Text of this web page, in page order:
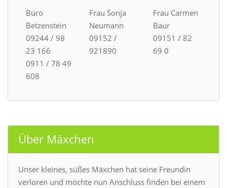
Büro
Betzenstein
09244 / 98
23 166
0911 / 78 49
608
Frau Sonja
Neumann
09152 /
921890
Frau Carmen
Baur
09151 / 82
69 0
Über Mäxchen
Unser kleines, süßes Mäxchen hat seine Freundin
verloren und möchte nun Anschluss finden bei einem